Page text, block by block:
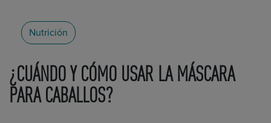
Nutrición
¿CUÁNDO Y CÓMO USAR LA MÁSCARA
PARA CABALLOS?